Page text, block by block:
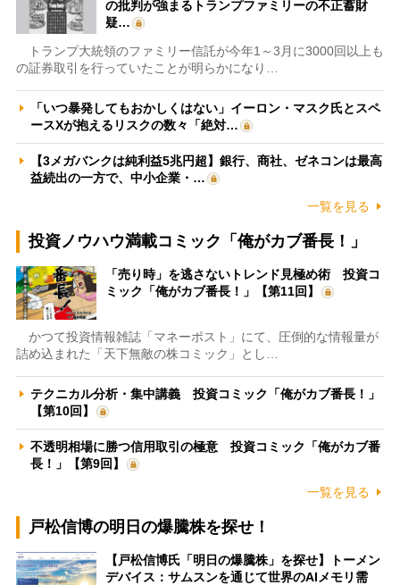
の批判が強まるトランプファミリーの不正蓄財
疑…
トランプ大統領のファミリー信託が今年1～3月に3000回以上も
の証券取引を行っていたことが明らかになり…
「いつ暴発してもおかしくはない」イーロン・マスク氏とスペ
ースXが抱えるリスクの数々「絶対…
【3メガバンクは純利益5兆円超】銀行、商社、ゼネコンは最高
益続出の一方で、中小企業・…
一覧を見る
投資ノウハウ満載コミック「俺がカブ番長！」
「売り時」を逃さないトレンド見極め術 投資コ
ミック「俺がカブ番長！」【第11回】
かつて投資情報雑誌「マネーポスト」にて、圧倒的な情報量が
詰め込まれた「天下無敵の株コミック」とし…
テクニカル分析・集中講義 投資コミック「俺がカブ番長！」
【第10回】
不透明相場に勝つ信用取引の極意 投資コミック「俺がカブ番
長！」【第9回】
一覧を見る
戸松信博の明日の爆騰株を探せ！
【戸松信博氏「明日の爆騰株」を探せ】トーメン
デバイス：サムスンを通じて世界のAIメモリ需